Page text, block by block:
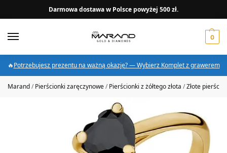
Darmowa dostawa w Polsce powyżej 500 zł.
0
🔥Potrzebujesz prezentu na ważną okazję? — Wybierz Komplet z grawerem
Marand/Pierścionki zaręczynowe/Pierścionki z żółtego złota /Złote